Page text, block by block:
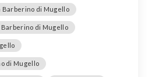
Barberino di Mugello
di Mugello
di Mugello